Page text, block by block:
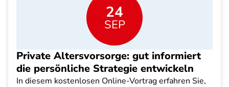
24
SEP
Private Altersvorsorge: gut informiert
die persönliche Strategie entwickeln
In diesem kostenlosen Online-Vortrag erfahren Sie,